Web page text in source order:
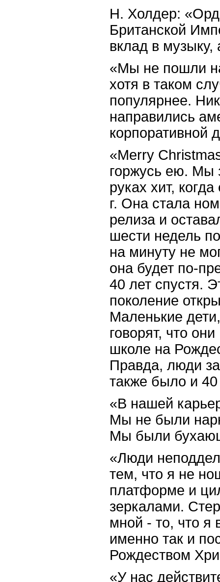
Н. Холдер:
Британской
вклад в музыку,
«Мы не пошли
хотя в таком
популярнее.
направились
корпоративной
«Merry
горжусь ею. Мы
руках хит,
г. Она стала
релиза и
шести недель
на минуту не
она будет по-
40 лет спустя.
поколение
Маленькие
говорят, что
школе на
Правда, люди
также было и
«В нашей
Мы не были
Мы были
«Люди
тем, что я не
платформе и
зеркалами.
мной - то, что я
именно так и
Рождеством
«У нас